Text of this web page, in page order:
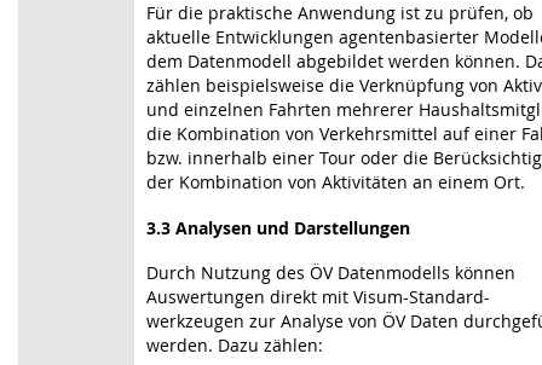
Für die praktische Anwendung ist zu prüfen, ob
aktuelle Entwicklungen agentenbasierter
dem Datenmodell abgebildet werden können.
zählen beispielsweise die Verknüpfung von
und einzelnen Fahrten mehrerer
die Kombination von Verkehrsmittel auf einer
bzw. innerhalb einer Tour oder die
der Kombination von Aktivitäten an einem Ort.
3.3 Analysen und Darstellungen
Durch Nutzung des ÖV Datenmodells können
Auswertungen direkt mit Visum-Standard-
werkzeugen zur Analyse von ÖV Daten
werden. Dazu zählen: